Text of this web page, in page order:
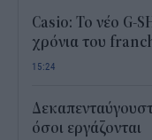
Casio: Το νέο G-
χρόνια του
15:24
όσοι εργάζονται